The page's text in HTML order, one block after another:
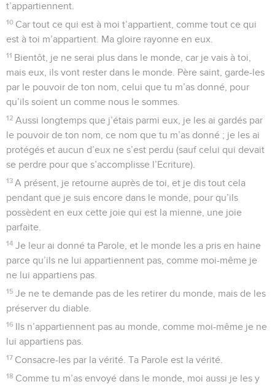
t’appartiennent.
10 Car tout ce qui est à moi t’appartient, comme tout ce qui
est à toi m’appartient. Ma gloire rayonne en eux.
11 Bientôt, je ne serai plus dans le monde, car je vais à toi,
mais eux, ils vont rester dans le monde. Père saint, garde-les
par le pouvoir de ton nom, celui que tu m’as donné, pour
qu’ils soient un comme nous le sommes.
12 Aussi longtemps que j’étais parmi eux, je les ai gardés par
le pouvoir de ton nom, ce nom que tu m’as donné ; je les ai
protégés et aucun d’eux ne s’est perdu (sauf celui qui devait
se perdre pour que s’accomplisse l’Ecriture).
13 A présent, je retourne auprès de toi, et je dis tout cela
pendant que je suis encore dans le monde, pour qu’ils
possèdent en eux cette joie qui est la mienne, une joie
parfaite.
14 Je leur ai donné ta Parole, et le monde les a pris en haine
parce qu’ils ne lui appartiennent pas, comme moi-même je
ne lui appartiens pas.
15 Je ne te demande pas de les retirer du monde, mais de les
préserver du diable.
16 Ils n’appartiennent pas au monde, comme moi-même je ne
lui appartiens pas.
17 Consacre-les par la vérité. Ta Parole est la vérité.
18 Comme tu m’as envoyé dans le monde, moi aussi je les y